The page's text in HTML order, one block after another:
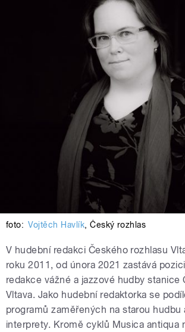
foto: Vojtěch Havlík,Český rozhlas
V hudební redakci Českého rozhlasu
roku 2011, od února 2021 zastává
redakce vážné a jazzové hudby stanice
Vltava. Jako hudební redaktorka se
programů zaměřených na starou hudbu
interprety. Kromě cyklů Musica antiqua